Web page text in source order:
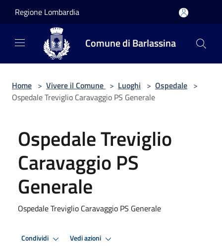
Regione Lombardia
Comune di Barlassina
Home > Vivere il Comune > Luoghi > Ospedale >
Ospedale Treviglio Caravaggio PS Generale
Ospedale Treviglio
Caravaggio PS
Generale
Ospedale Treviglio Caravaggio PS Generale
Condividi Vedi azioni